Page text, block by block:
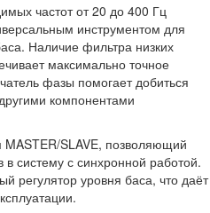
частот от 20 до 400 Гц
инструментом для
Наличие фильтра низких
максимально точное
фазы помогает добиться
компонентами
SLAVE, позволяющий
в систему с синхронной работой.
регулятор уровня баса, что даёт